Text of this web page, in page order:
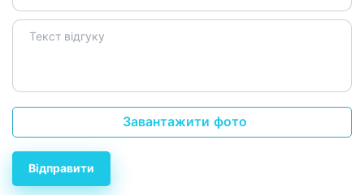
Завантажити фото
Відправити